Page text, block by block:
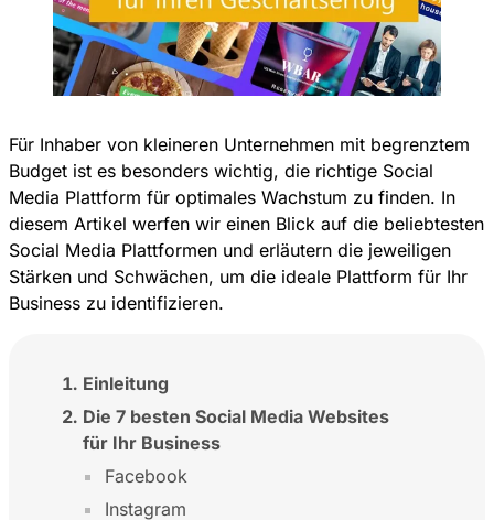
Für Inhaber von kleineren Unternehmen mit begrenztem
Budget ist es besonders wichtig, die richtige Social
Media Plattform für optimales Wachstum zu finden. In
diesem Artikel werfen wir einen Blick auf die beliebtesten
Social Media Plattformen und erläutern die jeweiligen
Stärken und Schwächen, um die ideale Plattform für Ihr
Business zu identifizieren.
Einleitung
Die 7 besten Social Media Websites
für Ihr Business
Facebook
Instagram